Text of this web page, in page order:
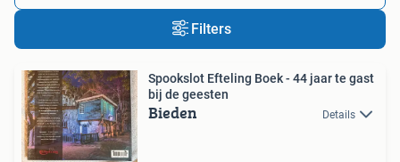
Filters
Spookslot Efteling Boek - 44 jaar te gast
bij de geesten
Bieden Details